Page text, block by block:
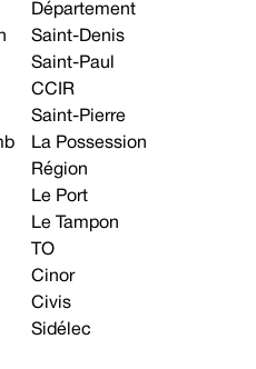
Département
Saint-Denis
Saint-Paul
CCIR
Saint-Pierre
La Possession
Région
Le Port
Le Tampon
TO
Cinor
Civis
Sidélec